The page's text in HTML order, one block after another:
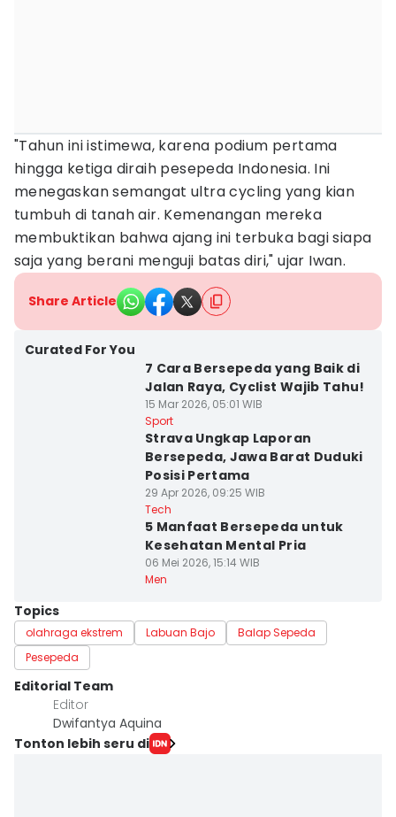
"Tahun ini istimewa, karena podium pertama
hingga ketiga diraih pesepeda Indonesia. Ini
menegaskan semangat ultra cycling yang kian
tumbuh di tanah air. Kemenangan mereka
membuktikan bahwa ajang ini terbuka bagi siapa
saja yang berani menguji batas diri," ujar Iwan.
Share Article
Curated For You
7 Cara Bersepeda yang Baik di
Jalan Raya, Cyclist Wajib Tahu!
15 Mar 2026, 05:01 WIB
Sport
Strava Ungkap Laporan
Bersepeda, Jawa Barat Duduki
Posisi Pertama
29 Apr 2026, 09:25 WIB
Tech
5 Manfaat Bersepeda untuk
Kesehatan Mental Pria
06 Mei 2026, 15:14 WIB
Men
Topics
olahraga ekstrem Labuan Bajo
Balap Sepeda
Pesepeda
Editorial Team
Editor
Dwifantya Aquina
Tonton lebih seru di